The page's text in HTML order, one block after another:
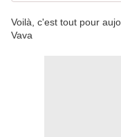
Voilà, c'est tout pour
Vava